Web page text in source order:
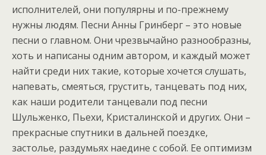
исполнителей, они популярны и по-прежнему
нужны людям. Песни Анны Гринберг – это новые
песни о главном. Они чрезвычайно разнообразны,
хоть и написаны одним автором, и каждый может
найти среди них такие, которые хочется слушать,
напевать, смеяться, грустить, танцевать под них,
как наши родители танцевали под песни
Шульженко, Пьехи, Кристалинской и других. Они –
прекрасные спутники в дальней поездке,
застолье, раздумьях наедине с собой. Ее оптимизм